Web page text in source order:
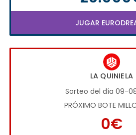
JUGAR
LA QUINIELA
Sorteo del día 09-
PRÓXIMO BOTE
0€